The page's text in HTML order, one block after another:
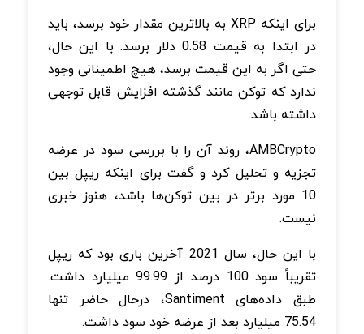
برای اینکه XRP به بالاترین مقدار خود برسد، باید
در ابتدا به قیمت 0.58 دلار برسد. با این حال،
حتی اگر به این قیمت برسد، هیچ اطمینانی وجود
ندارد که توکن مانند گذشته افزایش قابل توجهی
داشته باشد.
AMBCrypto، روند آن را با بررسی سود در عرضه
تجزیه و تحلیل کرد و گفت برای اینکه ریپل بین
10 مورد برتر در بین توکن‌ها باشد، هنوز خبری
نیست.
با این حال، سال 2021 آخرین باری بود که ریپل
تقریباً سود 100 درصد از 99.99 میلیارد داشت.
طبق داده‌های Santiment، درحال حاضر تنها
75.54 میلیارد بعد از عرضه خود سود داشت.